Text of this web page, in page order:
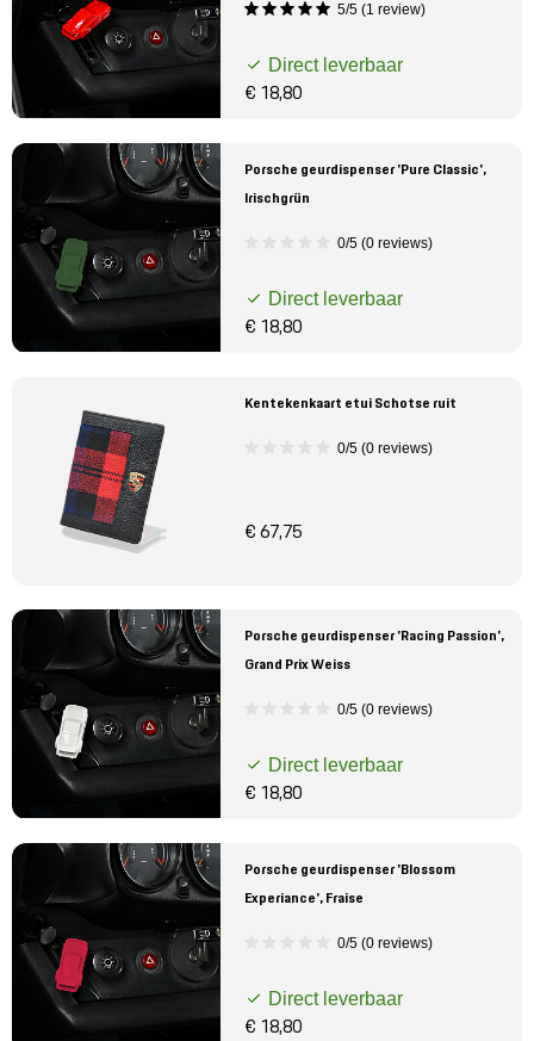
5/5 (1 review)
Direct leverbaar
€ 18,80
Porsche geurdispenser 'Pure Classic',
Irischgrün
0/5 (0 reviews)
Direct leverbaar
€ 18,80
Kentekenkaart etui Schotse ruit
0/5 (0 reviews)
€ 67,75
Porsche geurdispenser 'Racing Passion',
Grand Prix Weiss
0/5 (0 reviews)
Direct leverbaar
€ 18,80
Porsche geurdispenser 'Blossom
Experiance', Fraise
0/5 (0 reviews)
Direct leverbaar
€ 18,80